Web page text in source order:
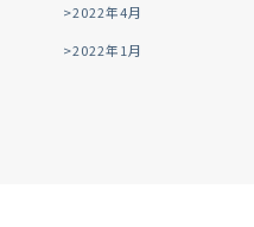
2022年4月
2022年1月